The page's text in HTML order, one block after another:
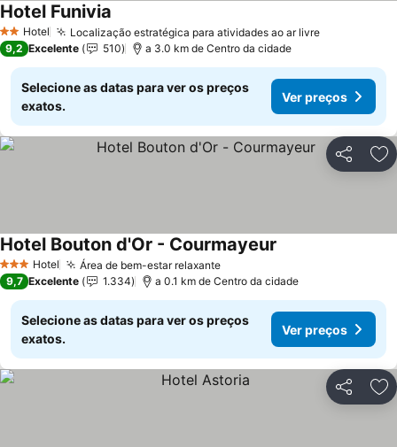
2 Estrelas
Hotel Localização estratégica para atividades ao ar livre
Hotel Funivia
9,2 Excelente 510 a 3.0 km de Centro da cidade
Selecione as datas para ver os preços
exatos.
Ver preços
Partilhar
3 EstrelasHotel Área de bem-estar relaxante
Hotel Bouton d'Or - Courmayeur
9,7 Excelente 1.334 a 0.1 km de Centro da cidade
Selecione as datas para ver os preços
exatos.
Ver preços
Partilhar